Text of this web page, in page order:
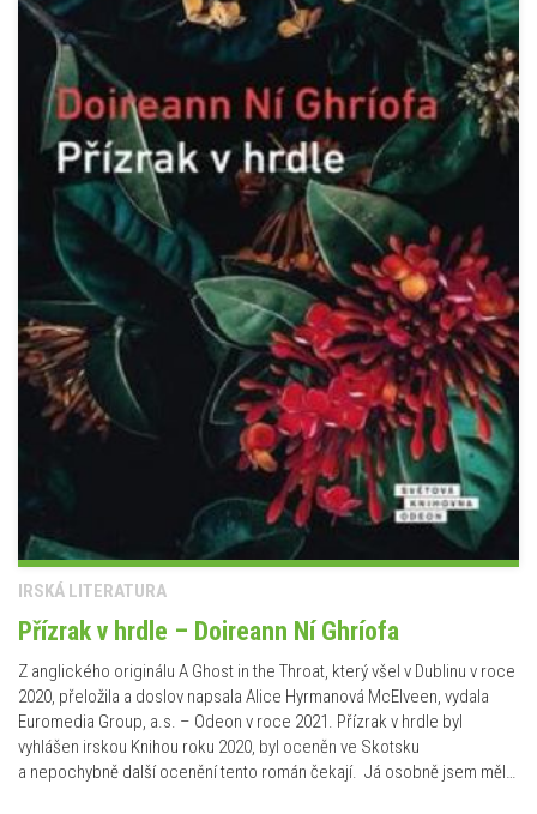
IRSKÁ LITERATURA
Přízrak v hrdle – Doireann Ní Ghríofa
Z anglického originálu A Ghost in the Throat, který všel v Dublinu v roce
2020, přeložila a doslov napsala Alice Hyrmanová McElveen, vydala
Euromedia Group, a.s. – Odeon v roce 2021. Přízrak v hrdle byl
vyhlášen irskou Knihou roku 2020, byl oceněn ve Skotsku
a nepochybně další ocenění tento román čekají. Já osobně jsem měl…